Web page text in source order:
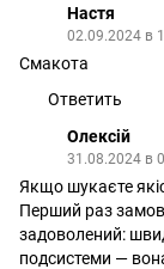
Настя
02.09.2024 в
Смакота
Ответить
Олексій
31.08.2024 в
Якщо шукаєте
Перший раз
задоволений:
подсистеми —